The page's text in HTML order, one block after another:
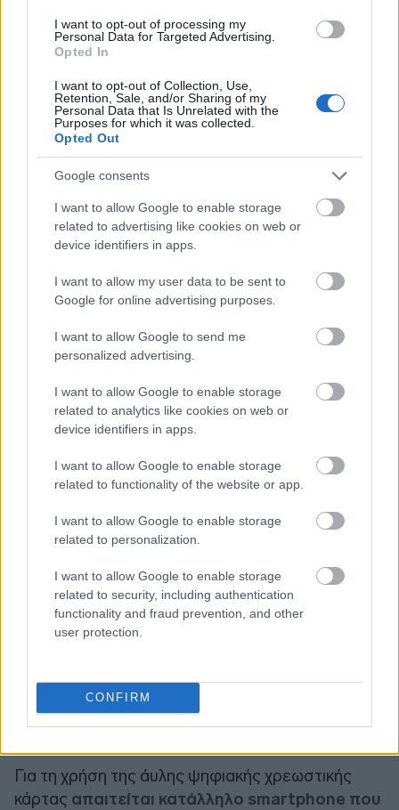
I want to opt-out of processing my
Personal Data for Targeted Advertising.
Opted In
I want to opt-out of Collection, Use,
Retention, Sale, and/or Sharing of my
Personal Data that Is Unrelated with the
Purposes for which it was collected.
Opted Out
Google consents
I want to allow Google to enable storage
related to advertising like cookies on web or
device identifiers in apps.
I want to allow my user data to be sent to
Google for online advertising purposes.
I want to allow Google to send me
personalized advertising.
I want to allow Google to enable storage
related to analytics like cookies on web or
device identifiers in apps.
I want to allow Google to enable storage
related to functionality of the website or app.
I want to allow Google to enable storage
related to personalization.
I want to allow Google to enable storage
related to security, including authentication
functionality and fraud prevention, and other
user protection.
CONFIRM
Οι τελικοί δικαιούχοι θα προκύψουν κατόπιν
υλοποίησης, αφού ολοκληρωθεί η υποβολή των
αιτήσεων, ενώ τα αποτελέσματα θα αναρτηθούν
στην ιστοσελίδα του προγράμματος.
Για τους δικαιούχους που θα προκύψουν κατόπιν
κλήρωσης, θα εκκινήσει η διαδικασία έκδοσης της
άυλης ψηφιακής χρεωστικής κάρτας, εντός 2
εργάσιμων ημερών, πριν από την έναρξη της
Υπηρεσιών Πληρωμών θα ενημερώσει τους
δικαιούχους σχετικά με τα βήματα που πρέπει να
ακολουθήσουν για την ενεργοποίηση της κάρτας.
Για τη χρήση της άυλης ψηφιακής χρεωστικής
κάρτας απαιτείται κατάλληλο smartphone που